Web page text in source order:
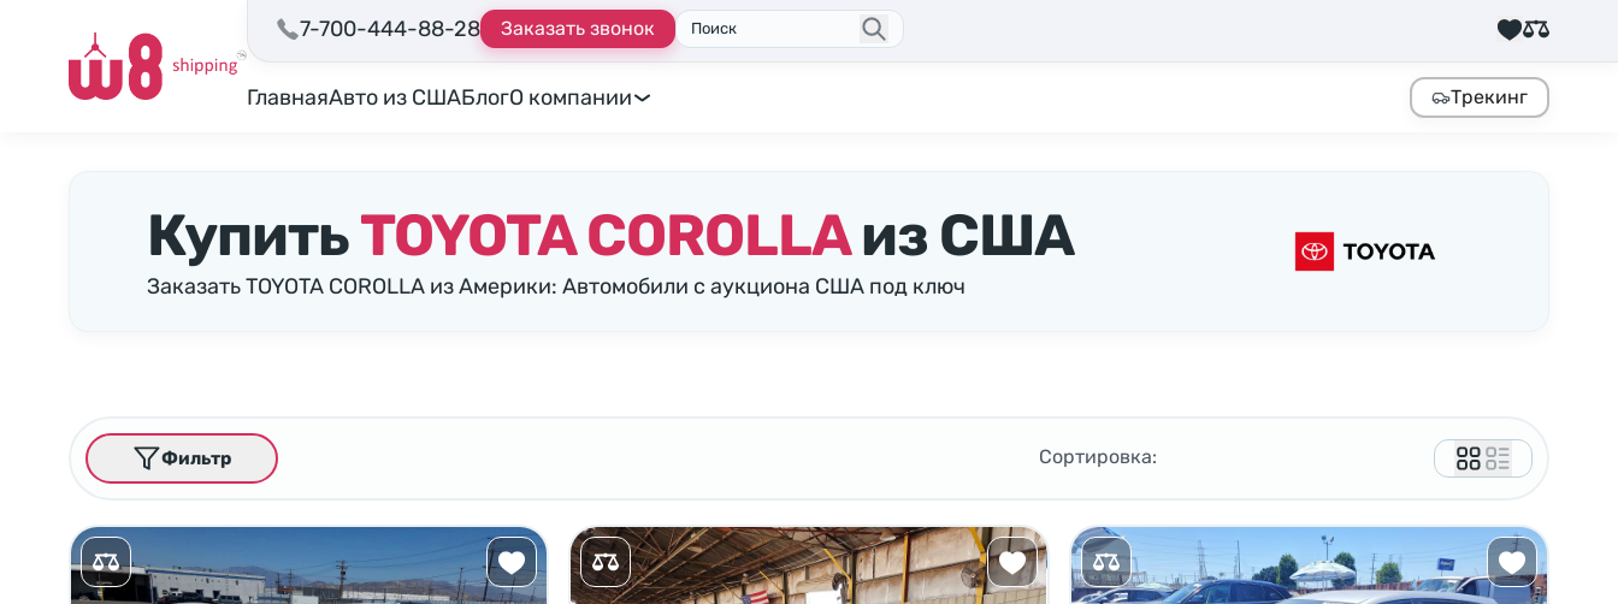
7-700-444-88-28 Заказать звонок Поиск
ГлавнаяАвто из СШАБлогО компании Трекинг
КупитьTOYOTA COROLLAиз США
Заказать TOYOTA COROLLA из Америки: Автомобили с аукциона США под ключ
Сортировка:
Фильтр